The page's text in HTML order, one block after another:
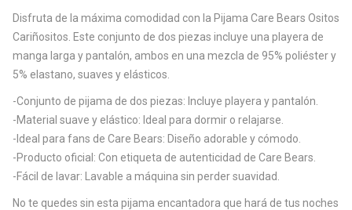
Disfruta de la máxima comodidad con la Pijama Care Bears Ositos
Cariñositos. Este conjunto de dos piezas incluye una playera de
manga larga y pantalón, ambos en una mezcla de 95% poliéster y
5% elastano, suaves y elásticos.
-Conjunto de pijama de dos piezas: Incluye playera y pantalón.
-Material suave y elástico: Ideal para dormir o relajarse.
-Ideal para fans de Care Bears: Diseño adorable y cómodo.
-Producto oficial: Con etiqueta de autenticidad de Care Bears.
-Fácil de lavar: Lavable a máquina sin perder suavidad.
No te quedes sin esta pijama encantadora que hará de tus noches